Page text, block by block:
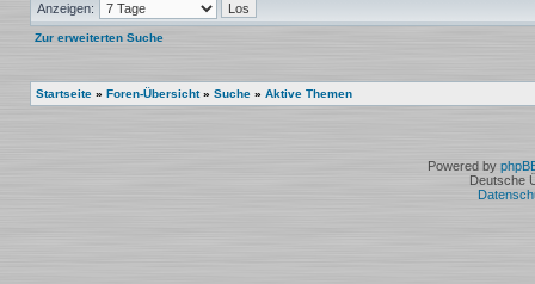
Anzeigen:
Zur erweiterten Suche
Startseite » Foren-Übersicht» Suche » Aktive Themen
Powered by
Deutsche